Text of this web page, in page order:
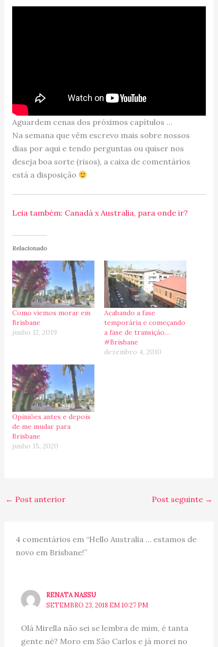
Aguardem cenas dos próximos capítulos …
Na semana que vêm escrevo mais sobre nossos
dias por aqui e tendo perguntas ou quiser nos
deseja boa sorte (risos), a caixa de comentários
está a disposição
Leia também: Canadá x Australia, para onde ir?
Relacionado
Como viemos morar em
Brisbane
junho 12, 2019
Acabando a fase
temporária e começando
a fase de transição…
#Brisbane
dezembro 4, 2010
Opiniões antes e depois
de me mudar para
Brisbane
junho 15, 2020
← Post anterior Post seguinte →
4 comentários em “Hello Australia … estamos de
novo em Brisbane!”
RENATA NASSU
SETEMBRO 23, 2018 EM 10:27 PM
Olá Mirella não sei se lembra de mim, é tanta
gente né? Moro em São Carlos e já morei no